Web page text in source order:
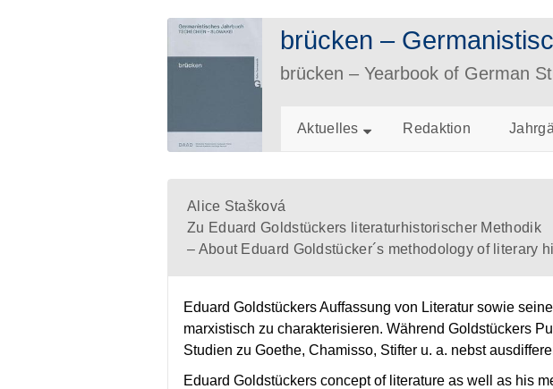
brücken –
brücken – Yearbook of German
Aktuelles Redaktion
Alice Stašková
Zu Eduard Goldstückers literaturhistorischer Methodik
– About Eduard Goldstücker´s methodology of literary
Eduard Goldstückers Auffassung von Literatur sowie
marxistisch zu charakterisieren. Während Goldstückers
Studien zu Goethe, Chamisso, Stifter u. a. nebst
Eduard Goldstückers concept of literature as well as his